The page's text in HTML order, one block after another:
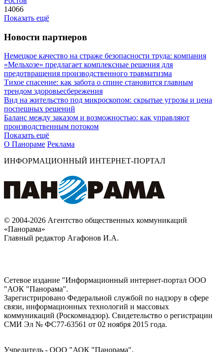
14066
Показать ещё
Новости партнеров
Немецкое качество на страже безопасности труда: компания
«Мельхозе» предлагает комплексные решения для
предотвращения производственного травматизма
Тихое спасение: как забота о спине становится главным
трендом здоровьесбережения
Вид на жительство под микроскопом: скрытые угрозы и цена
поспешных решений
Баланс между заказом и возможностью: как управляют
производственным потоком
Показать ещё
О Панораме Реклама
ИНФОРМАЦИОННЫЙ ИНТЕРНЕТ-ПОРТАЛ
© 2004-2026 Агентство общественных коммуникаций
«Панорама»
Главный редактор Агафонов И.А.
Сетевое издание "Информационный интернет-портал ООО
"АОК "Панорама".
Зарегистрировано Федеральной службой по надзору в сфере
связи, информационных технологий и массовых
коммуникаций (Роскомнадзор). Cвидетельство о регистрации
СМИ Эл № ФС77-63561 от 02 ноября 2015 года.
Учредитель - ООО "АОК "Панорама".